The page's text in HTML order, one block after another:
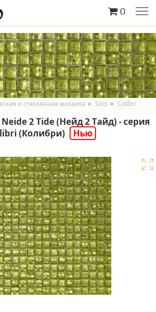
0
и стеклянная мозаика Sicis
Colibri
2 Tide (Нейд 2 Тайд) - серия
(Колибри)
Нью